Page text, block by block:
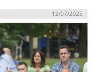
12/07/2025